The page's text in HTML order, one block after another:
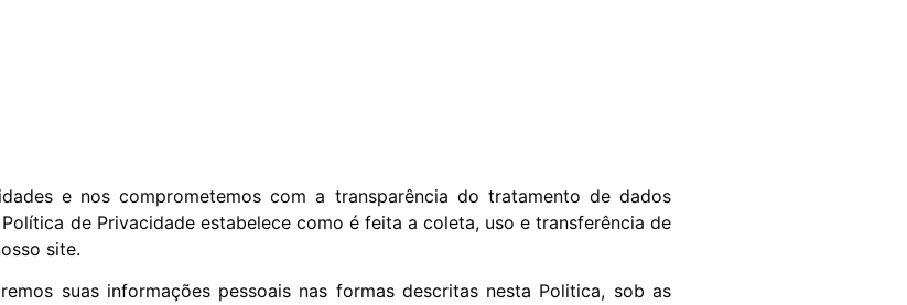
e nos comprometemos com a transparência do tratamento de dados
de Privacidade estabelece como é feita a coleta, uso e transferência de
site.
suas informações pessoais nas formas descritas nesta Politica, sob as